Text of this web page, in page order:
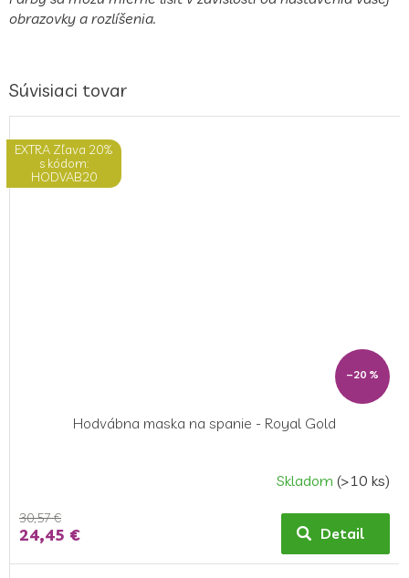
obrazovky a rozlíšenia.
Súvisiaci tovar
EXTRA Zľava 20%
s kódom:
HODVAB20
–20 %
Hodvábna maska ​​na spanie - Royal Gold
Skladom (>10 ks)
30,57 €
24,45 € Detail